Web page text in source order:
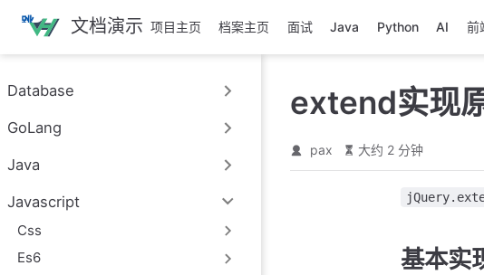
跳
主
內
文档演示 项目主页 档案主页 面试 Java Python AI 前
Database
GoLang
Java
Javascript
Css
Es6
extend实现
pax 大约 2 分钟
基本实